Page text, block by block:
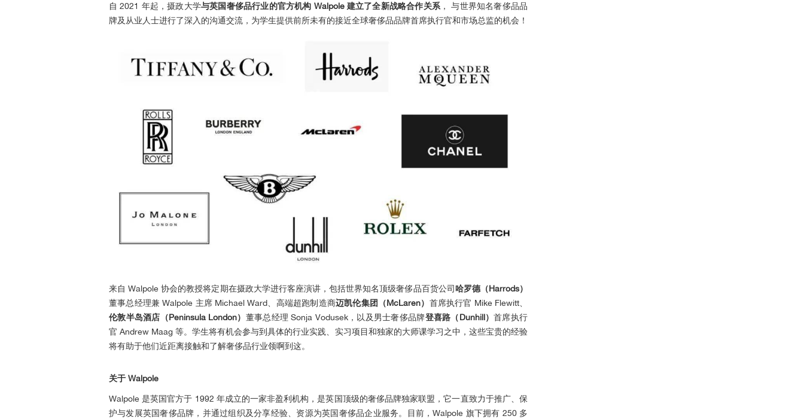
自 2021 年起，摄政大学与英国奢侈品行业的官方机构 Walpole 建立了全新战略合作关系 ， 与世界知名奢侈品品
牌及从业人士进行了深入的沟通交流，为学生提供前所未有的接近全球奢侈品品牌首席执行官和市场总监的机会！
来自 Walpole 协会的教授将定期在摄政大学进行客座演讲，包括世界知名顶级奢侈品百货公司哈罗德（Harrods）
董事总经理兼 Walpole 主席 Michael Ward、高端超跑制造商迈凯伦集团（McLaren） 首席执行官 Mike Flewitt、
伦敦半岛酒店（Peninsula London） 董事总经理 Sonja Vodusek，以及男士奢侈品牌登喜路（Dunhill）首席执行
官 Andrew Maag 等。学生将有机会参与到具体的行业实践、实习项目和独家的大师课学习之中，这些宝贵的经验
将有助于他们近距离接触和了解奢侈品行业领啊到这。
关于 Walpole
Walpole 是英国官方于 1992 年成立的一家非盈利机构，是英国顶级的奢侈品牌独家联盟，它一直致力于推广、保
护与发展英国奢侈品牌，并通过组织及分享经验、资源为英国奢侈品企业服务。目前，Walpole 旗下拥有 250 多